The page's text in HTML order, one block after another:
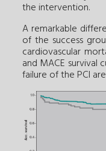
the intervention.
A remarkable
of the success
cardiovascular
and MACE survival
failure of the PCI